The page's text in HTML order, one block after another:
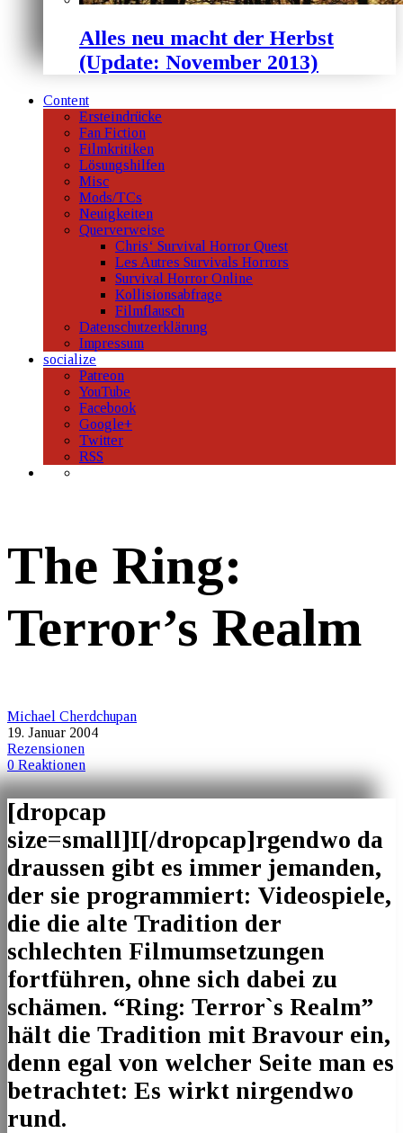
Alles neu macht der Herbst
(Update: November 2013)
Content
Ersteindrücke
Fan Fiction
Filmkritiken
Lösungshilfen
Misc
Mods/TCs
Neuigkeiten
Querverweise
Chris‘ Survival Horror Quest
Les Autres Survivals Horrors
Survival Horror Online
Kollisionsabfrage
Filmflausch
Datenschutzerklärung
Impressum
socialize
Patreon
YouTube
Facebook
Google+
Twitter
RSS
The Ring:
Terror’s Realm
Michael Cherdchupan
19. Januar 2004
Rezensionen
0 Reaktionen
[dropcap
size=small]I[/dropcap]rgendwo da
draussen gibt es immer jemanden,
der sie programmiert: Videospiele,
die die alte Tradition der
schlechten Filmumsetzungen
fortführen, ohne sich dabei zu
schämen. “Ring: Terror`s Realm”
hält die Tradition mit Bravour ein,
denn egal von welcher Seite man es
betrachtet: Es wirkt nirgendwo
rund.